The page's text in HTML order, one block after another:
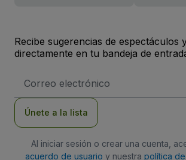
Recibe sugerencias de espectáculos
directamente en tu bandeja de
de
Únete a la lista
Al iniciar sesión o crear una cuenta,
acuerdo de usuario y nuestra política